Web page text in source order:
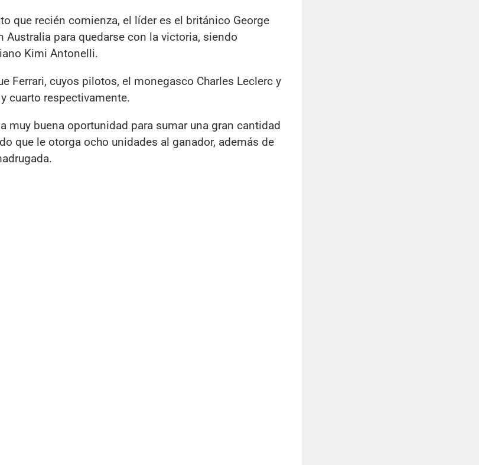
que recién comienza, el líder es el británico George
Australia para quedarse con la victoria, siendo
Kimi Antonelli.
Ferrari, cuyos pilotos, el monegasco Charles Leclerc y
cuarto respectivamente.
muy buena oportunidad para sumar una gran cantidad
que le otorga ocho unidades al ganador, además de